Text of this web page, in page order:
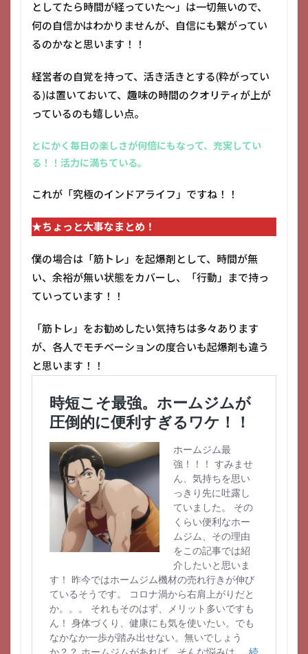
としてたら時間が経っていた～」は一切無いので、
何の自信かはわかりませんが、自信にも繋がってい
るのかなと思います！！
経営者の自覚を持って、活き活きとする(粋がってい
る)は置いておいて、趣味の時間のクオリティが上が
っているのも嬉しい点。
とにかく毎日の楽しさが何倍にもなって、充実してい
る！！活力に満ちている。
これが「究極のインドアライフ」ですね！！
★ちょっと大事なまとめ！
僕の場合は「筋トレ」を起爆剤として、時間が無
い、余裕が無い状態をカバーし、「行動」まで持っ
ていっています！！
「筋トレ」をお勧めしたい気持ちは多々あります
が、各人でモチベーションの度合いも起爆剤も違う
と思います！！